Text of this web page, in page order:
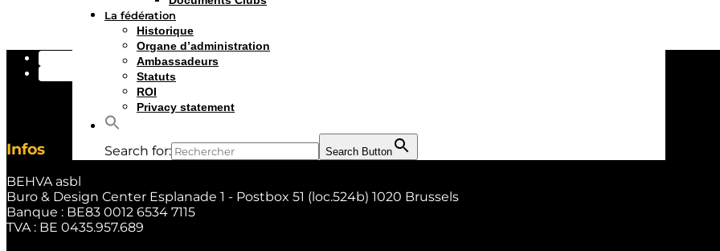
La fédération
Historique
Organe d’administration
Ambassadeurs
Statuts
ROI
Privacy statement
Search for: Search Button
Infos
BEHVA asbl
Buro & Design Center Esplanade 1 - Postbox 51 (loc.524b) 1020 Brussels
Banque : BE83 0012 6534 7115
TVA : BE 0435.957.689